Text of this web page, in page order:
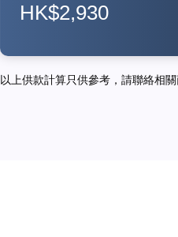
HK$2,930
以上供款計算只供參考，請聯絡相